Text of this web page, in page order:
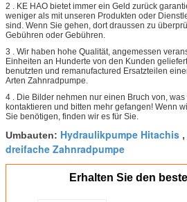
2 . KE HAO bietet immer ein Geld zurück
weniger als mit unseren Produkten oder
sind. Wenn Sie gehen, dort draussen zu
Gebühren oder Gebühren.
3 . Wir haben hohe Qualität, angemessen
Einheiten an Hunderte von den Kunden
benutzten und remanufactured Ersatzteilen
Arten Zahnradpumpe.
4 . Die Bilder nehmen nur einen Bruch von,
kontaktieren und bitten mehr gefangen! Wenn
Sie benötigen, finden wir es für Sie.
Umbauten: Hydraulikpumpe Hitachis ,
dreifache Zahnradpumpe
Erhalten Sie den